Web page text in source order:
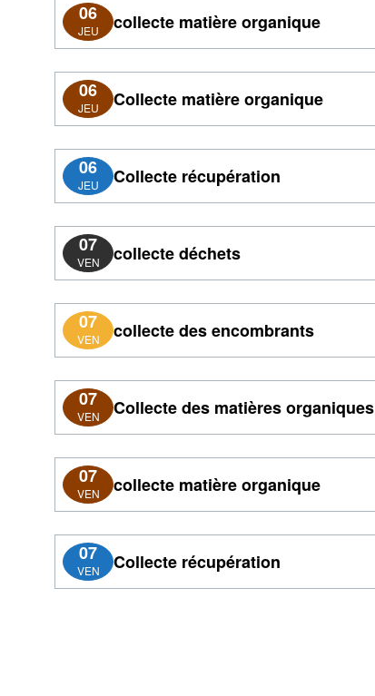
06
JEU collecte matière organique
06
JEU Collecte matière organique
06
JEU Collecte récupération
07
VEN collecte déchets
07
VEN collecte des encombrants
07
VEN Collecte des matières organiques
07
VEN collecte matière organique
07
VEN Collecte récupération